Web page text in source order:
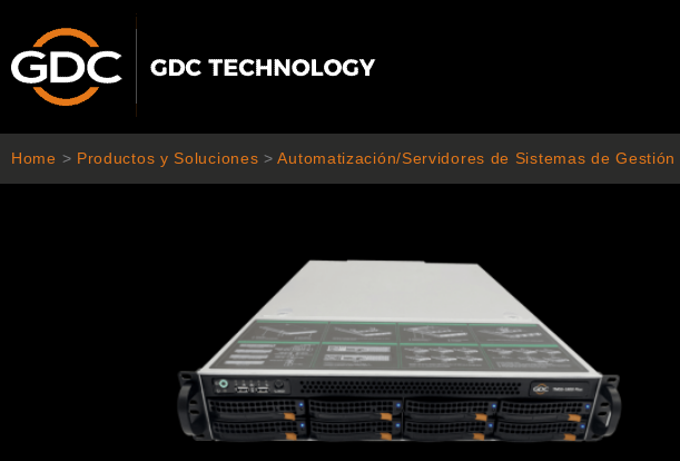
contenido
Home > Productos y Soluciones >Automatización/Servidores de Sistemas de Gestión